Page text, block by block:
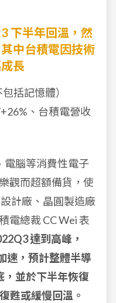
下半年回溫，然
中台積電因技術
長
括記憶體）
、台積電營收
電腦等消費性電子
觀而超額備貨，使
計廠、晶圓製造廠
電總裁 CC Wei 表
達到高峰，
速，預計整體半導
，並於下半年恢復
甦或緩慢回溫。